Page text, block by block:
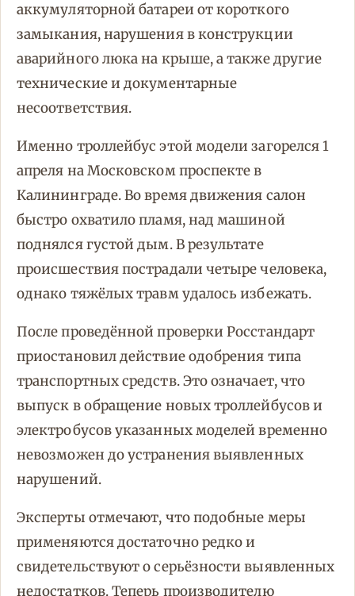
аккумуляторной батареи от короткого
замыкания, нарушения в конструкции
аварийного люка на крыше, а также другие
технические и документарные
несоответствия.
Именно троллейбус этой модели загорелся 1
апреля на Московском проспекте в
Калининграде. Во время движения салон
быстро охватило пламя, над машиной
поднялся густой дым. В результате
происшествия пострадали четыре человека,
однако тяжёлых травм удалось избежать.
После проведённой проверки Росстандарт
приостановил действие одобрения типа
транспортных средств. Это означает, что
выпуск в обращение новых троллейбусов и
электробусов указанных моделей временно
невозможен до устранения выявленных
нарушений.
Эксперты отмечают, что подобные меры
применяются достаточно редко и
свидетельствуют о серьёзности выявленных
недостатков. Теперь производителю